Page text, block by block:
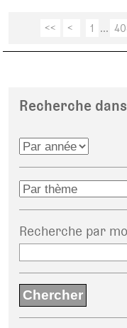
<< < 1 ...
Recherche
Recherche par